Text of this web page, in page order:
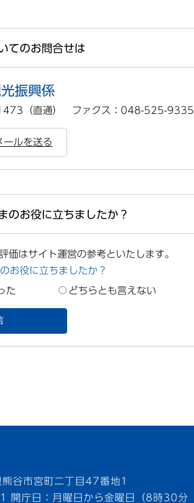
てのお問合せは
振興係
（直通） ファクス：048-525-9335
ールを送る
のお役に立ちましたか？
価はサイト運営の参考といたします。
お役に立ちましたか？
た どちらとも言えない
谷市宮町二丁目47番地1
開庁日：月曜日から金曜日（8時30分